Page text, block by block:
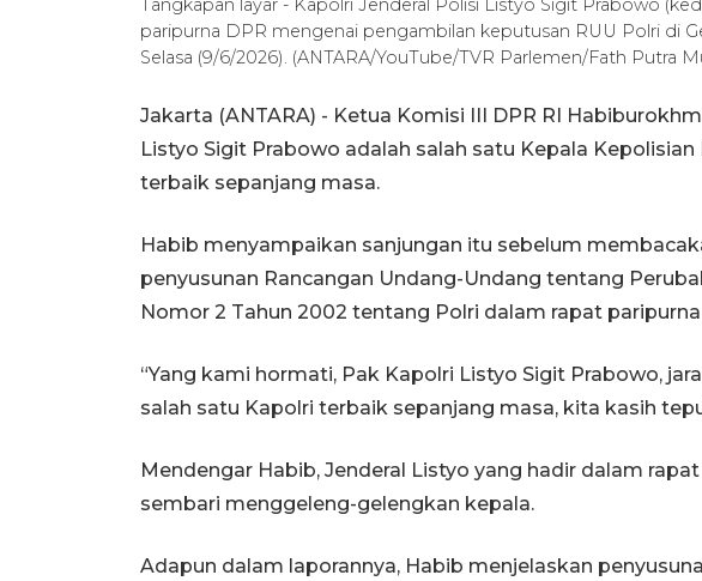
Tangkapan layar - Kapolri Jenderal Polisi Listyo Sigit Prabowo
paripurna DPR mengenai pengambilan keputusan RUU Polri di
Selasa (9/6/2026). (ANTARA/YouTube/TVR Parlemen/Fath Putra
Jakarta (ANTARA) - Ketua Komisi III DPR RI
Listyo Sigit Prabowo adalah salah satu Kepala
terbaik sepanjang masa.
Habib menyampaikan sanjungan itu sebelum
penyusunan Rancangan Undang-Undang tentang
Nomor 2 Tahun 2002 tentang Polri dalam rapat paripurna
“Yang kami hormati, Pak Kapolri Listyo Sigit Prabowo,
salah satu Kapolri terbaik sepanjang masa, kita kasih
Mendengar Habib, Jenderal Listyo yang hadir dalam
sembari menggeleng-gelengkan kepala.
Adapun dalam laporannya, Habib menjelaskan